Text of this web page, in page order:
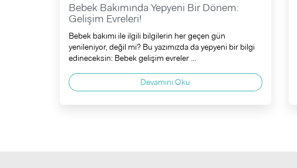
Bebek Bakımında Yepyeni Bir Dönem:
Gelişim Evreleri!
Bebek bakımı ile ilgili bilgilerin her geçen gün
yenileniyor, değil mi? Bu yazımızda da yepyeni bir bilgi
edineceksin: Bebek gelişim evreler ...
Devamını Oku